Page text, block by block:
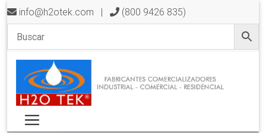
info@h2otek.com | (800 9426 835)